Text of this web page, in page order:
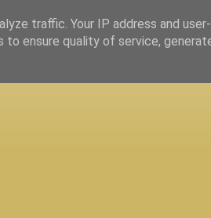
traffic. Your IP address and
ensure quality of service,